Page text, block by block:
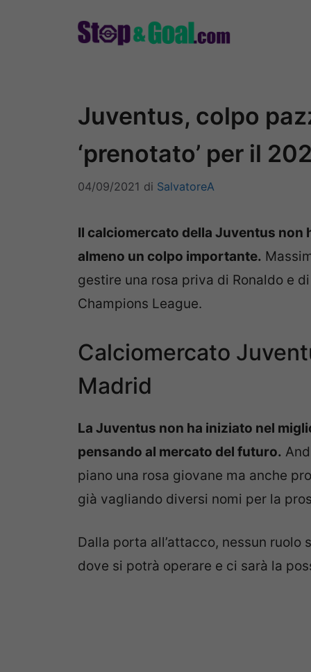
Juventus, colpo
‘prenotato’ per il
04/09/2021 di SalvatoreA
Il calciomercato della Juventus
almeno un colpo importante.
gestire una rosa priva di Ronaldo e
Champions League.
Calciomercato
Madrid
La Juventus non ha iniziato nel
pensando al mercato del futuro.
piano una rosa giovane ma anche
già vagliando diversi nomi per la
Dalla porta all’attacco, nessun
dove si potrà operare e ci sarà la